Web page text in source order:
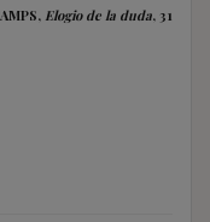
Elogio de la duda, 31